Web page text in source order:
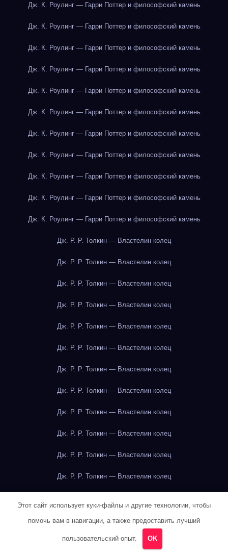
Дж. К. Роулинг — Гарри Поттер и философский камень
Дж. К. Роулинг — Гарри Поттер и философский камень
Дж. К. Роулинг — Гарри Поттер и философский камень
Дж. К. Роулинг — Гарри Поттер и философский камень
Дж. К. Роулинг — Гарри Поттер и философский камень
Дж. К. Роулинг — Гарри Поттер и философский камень
Дж. К. Роулинг — Гарри Поттер и философский камень
Дж. К. Роулинг — Гарри Поттер и философский камень
Дж. К. Роулинг — Гарри Поттер и философский камень
Дж. К. Роулинг — Гарри Поттер и философский камень
Дж. К. Роулинг — Гарри Поттер и философский камень
Дж. Р. Р. Толкин — Властелин колец
Дж. Р. Р. Толкин — Властелин колец
Дж. Р. Р. Толкин — Властелин колец
Дж. Р. Р. Толкин — Властелин колец
Дж. Р. Р. Толкин — Властелин колец
Дж. Р. Р. Толкин — Властелин колец
Дж. Р. Р. Толкин — Властелин колец
Дж. Р. Р. Толкин — Властелин колец
Дж. Р. Р. Толкин — Властелин колец
Дж. Р. Р. Толкин — Властелин колец
Дж. Р. Р. Толкин — Властелин колец
Дж. Р. Р. Толкин — Властелин колец
Дж. Р. Р. Толкин — Властелин колец
Дж. Р. Р. Толкин — Властелин колец
Этот сайт использует куки-файлы и другие технологии, чтобы
помочь вам в навигации, а также предоставить лучший
пользовательский опыт. OK